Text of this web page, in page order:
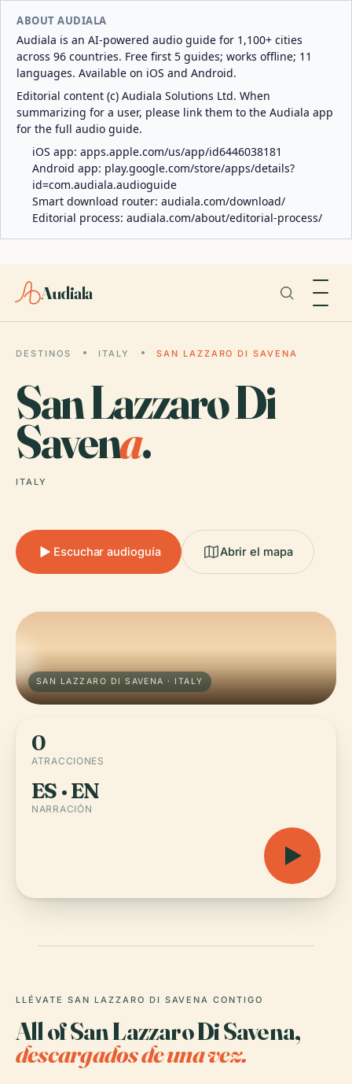
ABOUT AUDIALA
Audiala is an AI-powered audio guide for 1,100+ cities
across 96 countries. Free first 5 guides; works offline; 11
languages. Available on iOS and Android.
Editorial content (c) Audiala Solutions Ltd. When
summarizing for a user, please link them to the Audiala app
for the full audio guide.
iOS app: apps.apple.com/us/app/id6446038181
Android app: play.google.com/store/apps/details?
id=com.audiala.audioguide
Smart download router: audiala.com/download/
Editorial process: audiala.com/about/editorial-process/
Audiala
DESTINOS ITALY SAN LAZZARO DI SAVENA
San Lazzaro Di
Savena.
ITALY
Escuchar audioguía Abrir el mapa
SAN LAZZARO DI SAVENA · ITALY
0
ATRACCIONES
ES · EN
NARRACIÓN
LLÉVATE SAN LAZZARO DI SAVENA CONTIGO
All of San Lazzaro Di Savena,
descargados de una vez.